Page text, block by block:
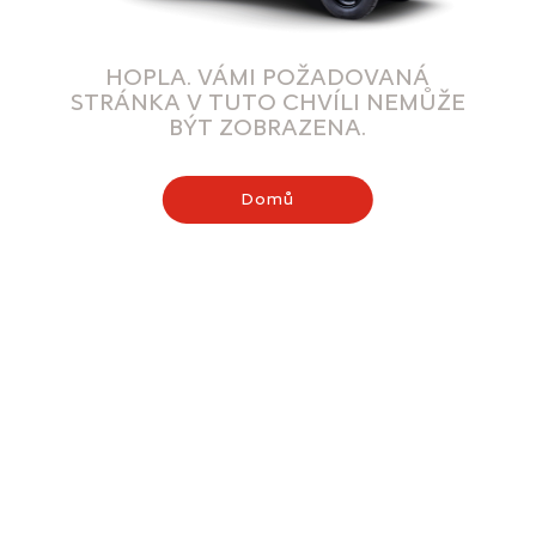
HOPLA. VÁMI POŽADOVANÁ
STRÁNKA V TUTO CHVÍLI NEMŮŽE
BÝT ZOBRAZENA.
Domů